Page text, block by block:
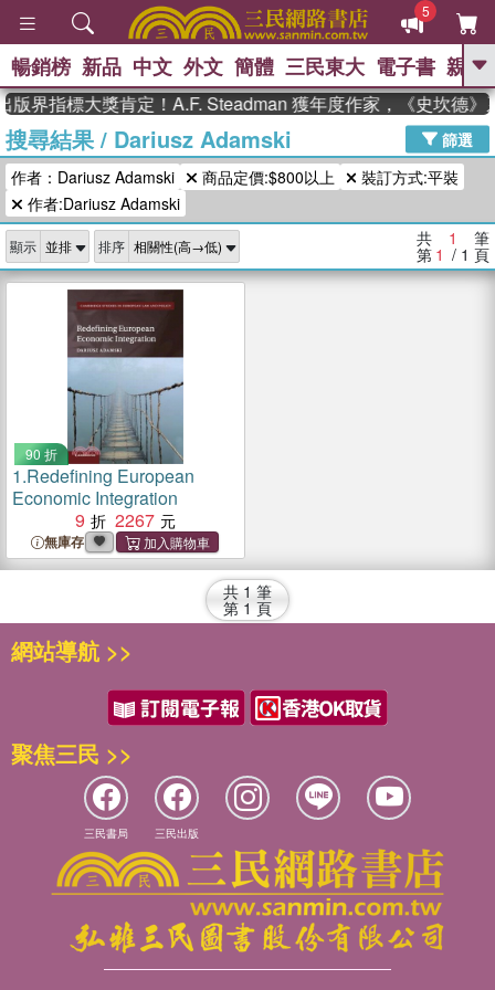
5
GO
熱搜： 東野圭吾 The Odyssey 、
父親節 、 如果歷史是一群喵 、 暑期
推薦 、 國際布克獎 臺灣漫遊錄 、 方
孩：黎曼猜想 、 偉大的迷走神經
暢銷榜 新品 中文 外文 簡體 三民東大 電子書 親子
版界指標大獎肯定！A.F. Steadman 獲年度作家，《史坎德》
搜尋結果/ Dariusz Adamski
篩選
作者：Dariusz Adamski
商品定價:$800以上
裝訂方式:平裝
作者:Dariusz Adamski
顯示 排序 共 1 筆
第 1 / 1 頁
90 折
1.Redefining European
Economic Integration
9
2267
無庫存
共 1 筆
第 1 頁
網站導航 >>
聚焦三民 >>
三民書局 三民出版